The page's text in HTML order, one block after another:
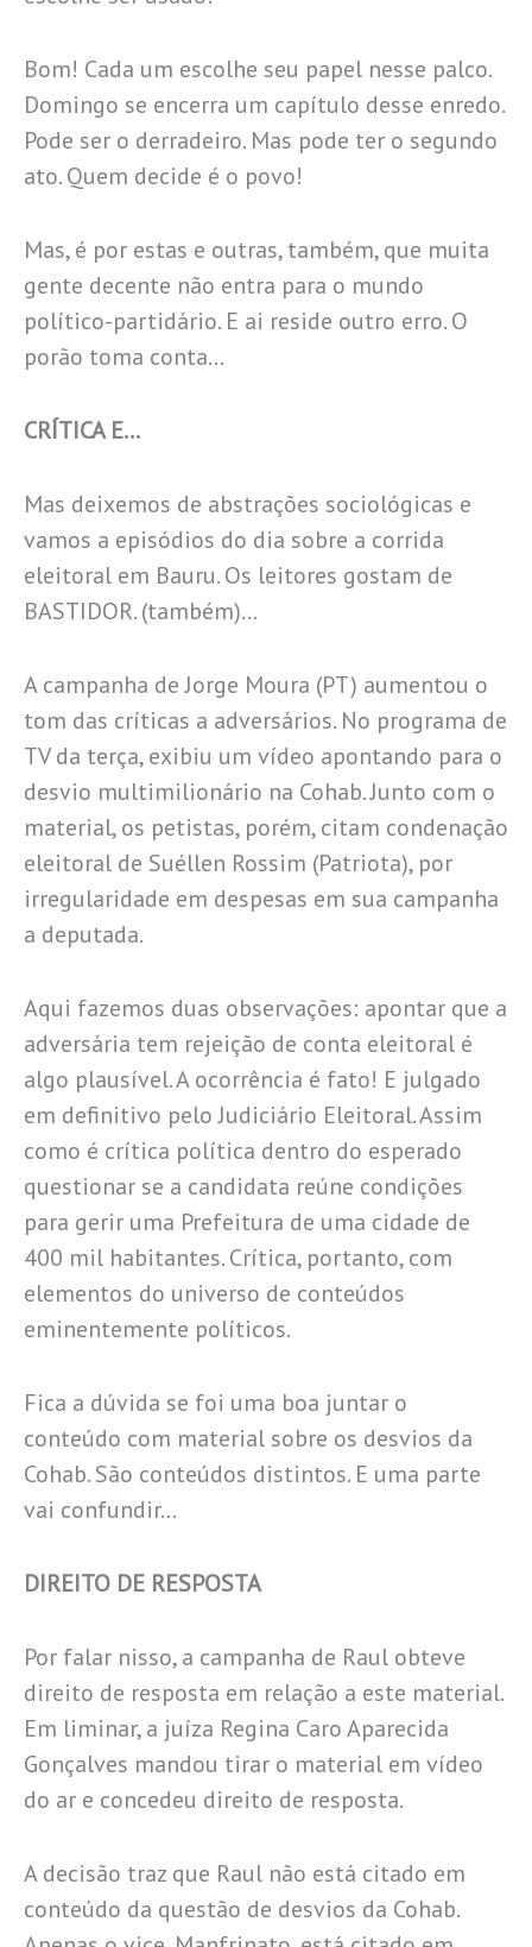
Bom! Cada um escolhe seu papel nesse palco.
Domingo se encerra um capítulo desse enredo.
Pode ser o derradeiro. Mas pode ter o segundo
ato. Quem decide é o povo!
Mas, é por estas e outras, também, que muita
gente decente não entra para o mundo
político-partidário. E ai reside outro erro. O
porão toma conta…
CRÍTICA E…
Mas deixemos de abstrações sociológicas e
vamos a episódios do dia sobre a corrida
eleitoral em Bauru. Os leitores gostam de
BASTIDOR. (também)…
A campanha de Jorge Moura (PT) aumentou o
tom das críticas a adversários. No programa de
TV da terça, exibiu um vídeo apontando para o
desvio multimilionário na Cohab. Junto com o
material, os petistas, porém, citam condenação
eleitoral de Suéllen Rossim (Patriota), por
irregularidade em despesas em sua campanha
a deputada.
Aqui fazemos duas observações: apontar que a
adversária tem rejeição de conta eleitoral é
algo plausível. A ocorrência é fato! E julgado
em definitivo pelo Judiciário Eleitoral. Assim
como é crítica política dentro do esperado
questionar se a candidata reúne condições
para gerir uma Prefeitura de uma cidade de
400 mil habitantes. Crítica, portanto, com
elementos do universo de conteúdos
eminentemente políticos.
Fica a dúvida se foi uma boa juntar o
conteúdo com material sobre os desvios da
Cohab. São conteúdos distintos. E uma parte
vai confundir…
DIREITO DE RESPOSTA
Por falar nisso, a campanha de Raul obteve
direito de resposta em relação a este material.
Em liminar, a juíza Regina Caro Aparecida
Gonçalves mandou tirar o material em vídeo
do ar e concedeu direito de resposta.
A decisão traz que Raul não está citado em
conteúdo da questão de desvios da Cohab.